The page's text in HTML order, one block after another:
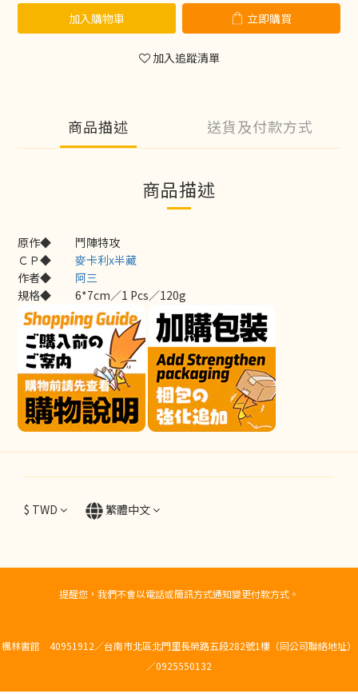
加入購物車 立即購買
加入追蹤清單
商品描述 送貨及付款方式
商品描述
原作◆
鬥陣特攻
ＣＰ◆
麥卡利x半藏
作者◆
阿三
規格◆
6*7cm／1 Pcs／120g
$ TWD 繁體中文
提醒您，我們不會以電話或簡訊方式通知變更付款方式。
楓林書館 40951912／台南市北區北門里長榮路五段282號1樓（同公司聯絡地址）
／0925550132